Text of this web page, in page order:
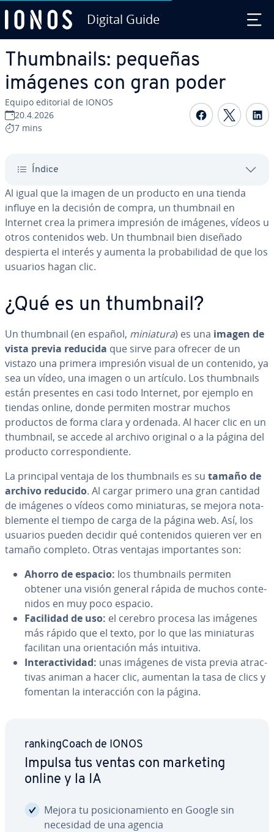
Digital Guide
Thu­m­b­nai­ls: pequeñas
imágenes con gran poder
Equipo editorial de IONOS
20.4.2026
7 mins
Compartir
Índice
Al igual que la imagen de un producto en una tienda
influye en la decisión de compra, un thumbnail en
Internet crea la primera impresión de imágenes, vídeos u
otros co­n­te­ni­dos web. Un thumbnail bien diseñado
despierta el interés y aumenta la pro­ba­bi­li­dad de que los
usuarios hagan clic.
¿Qué es un thumbnail?
Un thumbnail (en español, miniatura) es una imagen de
vista previa reducida que sirve para ofrecer de un
vistazo una primera impresión visual de un contenido, ya
sea un vídeo, una imagen o un artículo. Los thu­m­b­nai­ls
están presentes en casi todo Internet, por ejemplo en
tiendas online, donde permiten mostrar muchos
productos de forma clara y ordenada. Al hacer clic en un
thumbnail, se accede al archivo original o a la página del
producto co­rre­s­po­n­die­n­te.
La principal ventaja de los thu­m­b­nai­ls es su tamaño de
archivo reducido. Al cargar primero una gran cantidad
de imágenes o vídeos como mi­nia­tu­ras, se mejora no­ta­
ble­me­n­te el tiempo de carga de la página web. Así, los
usuarios pueden decidir qué co­n­te­ni­dos quieren ver en
tamaño completo. Otras ventajas im­po­r­ta­n­tes son:
Ahorro de espacio: los thu­m­b­nai­ls permiten
obtener una visión general rápida de muchos co­n­te­
ni­dos en muy poco espacio.
Facilidad de uso: el cerebro procesa las imágenes
más rápido que el texto, por lo que las mi­nia­tu­ras
facilitan una orie­n­ta­ción más intuitiva.
In­ter­ac­ti­vi­dad: unas imágenes de vista previa atra­c­
ti­vas animan a hacer clic, aumentan la tasa de clics y
fomentan la in­ter­ac­ción con la página.
ra­n­ki­n­g­Coa­ch de IONOS
Impulsa tus ventas con marketing
online y la IA
Mejora tu po­si­cio­na­mie­n­to en Google sin
necesidad de una agencia